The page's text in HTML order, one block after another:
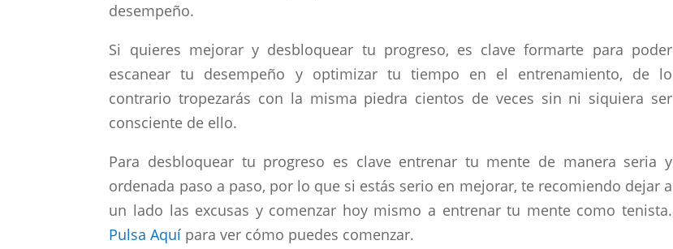
desempeño.
Si quieres mejorar y desbloquear tu progreso, es clave formarte para poder
escanear tu desempeño y optimizar tu tiempo en el entrenamiento, de lo
contrario tropezarás con la misma piedra cientos de veces sin ni siquiera ser
consciente de ello.
Para desbloquear tu progreso es clave entrenar tu mente de manera seria y
ordenada paso a paso, por lo que si estás serio en mejorar, te recomiendo dejar a
un lado las excusas y comenzar hoy mismo a entrenar tu mente como tenista.
Pulsa Aquí para ver cómo puedes comenzar.